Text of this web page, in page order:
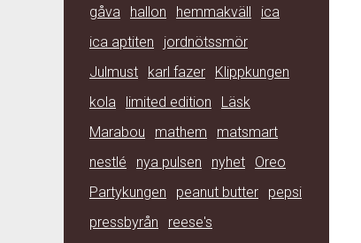
gåva
hallon hemmakväll
ica
ica aptiten
jordnötssmör
Julmust
karl fazer
Klippkungen
kola
limited edition
Läsk
Marabou
mathem
matsmart
nestlé
nya pulsen nyhet
Oreo
Partykungen
peanut butter
pepsi
pressbyrån
reese's